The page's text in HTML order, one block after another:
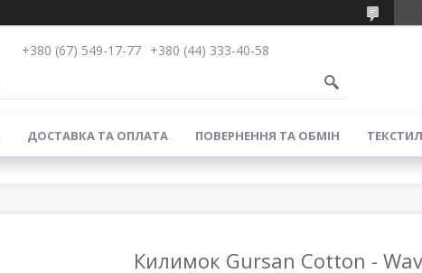
+380 (67) 549-17-77 +380 (44) 333-40-58
ДОСТАВКА ТА ОПЛАТА ПОВЕРНЕННЯ ТА ОБМІН
Килимок Gursan Cotton -